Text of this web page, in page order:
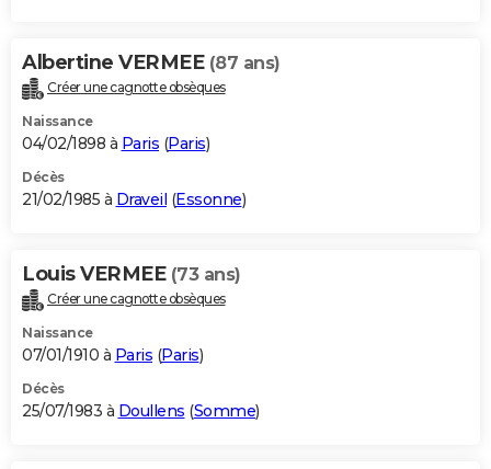
Albertine VERMEE (87 ans)
Créer une cagnotte obsèques
Naissance
04/02/1898 à Paris (Paris)
Décès
21/02/1985 à Draveil (Essonne)
Louis VERMEE (73 ans)
Créer une cagnotte obsèques
Naissance
07/01/1910 à Paris (Paris)
Décès
25/07/1983 à Doullens (Somme)